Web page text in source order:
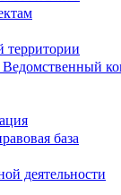
территории
Ведомственный
база
деятельности